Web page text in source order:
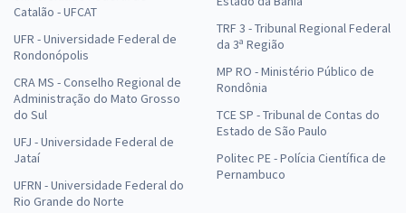
Catalão - UFCAT
UFR - Universidade Federal de
Rondonópolis
CRA MS - Conselho Regional de
Administração do Mato Grosso
do Sul
UFJ - Universidade Federal de
Jataí
UFRN - Universidade Federal do
Rio Grande do Norte
TRF 3 - Tribunal Regional Federal
da 3ª Região
MP RO - Ministério Público de
Rondônia
TCE SP - Tribunal de Contas do
Estado de São Paulo
Politec PE - Polícia Científica de
Pernambuco